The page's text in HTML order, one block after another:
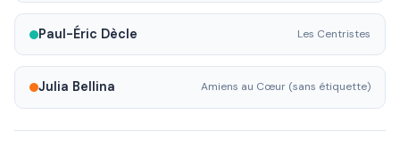
Paul-Éric Dècle Les Centristes
Julia Bellina Amiens au Cœur (sans étiquette)